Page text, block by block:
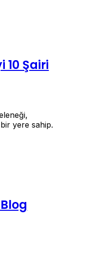
10 Şairi
yere sahip.